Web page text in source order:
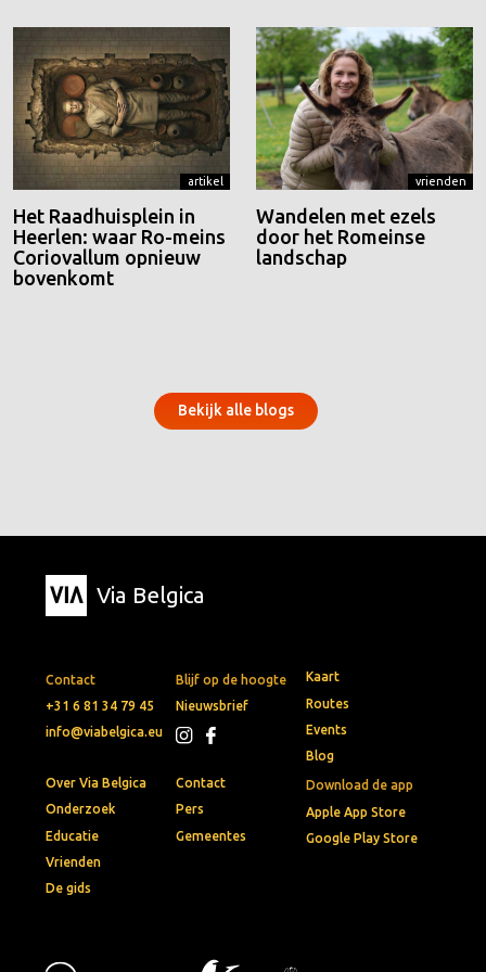
artikel
Het Raadhuisplein in
Heerlen: waar Ro-meins
Coriovallum opnieuw
bovenkomt
vrienden
Wandelen met ezels
door het Romeinse
landschap
Bekijk alle blogs
Via Belgica
Contact
+31 6 81 34 79 45
info@viabelgica.eu
Blijf op de hoogte
Nieuwsbrief
Download de app
Apple App Store
Google Play Store
Kaart
Routes
Events
Blog
Over Via Belgica
Onderzoek
Educatie
Vrienden
De gids
Contact
Pers
Gemeentes